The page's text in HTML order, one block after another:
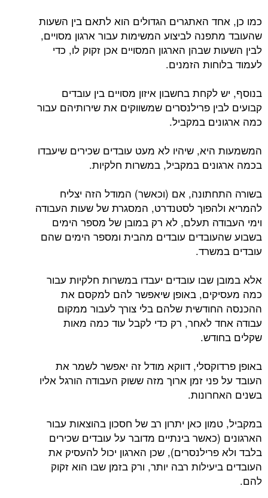
כמו כן, אחד האתגרים הגדולים הוא לתאם בין השעות
שהעובד מתפנה לביצוע המשימות עבור ארגון מסויים,
לבין השעות שבהן הארגון המסויים אכן זקוק לו, כדי
לעמוד בלוחות הזמנים.
בנוסף, יש לקחת בחשבון איזון מסויים בין עובדים
קבועים לבין פרילנסרים שמשווקים את שירותיהם עבור
כמה ארגונים במקביל.
המשמעות היא, שיהיו לא מעט עובדים שכירים שיעבדו
בכמה ארגונים במקביל, במשרות חלקיות.
בשורה התחתונה, אם (וכאשר) המודל הזה יצליח
להמריא ולהפוך לסטנדרט, המסגרת של שעות העבודה
וימי העבודה תעלם, לא רק במובן של מספר הימים
בשבוע שהעובדים עובדים מהבית ומספר הימים שהם
עובדים במשרד.
אלא במובן שבו עובדים יעבדו במשרות חלקיות עבור
כמה מעסיקים, באופן שיאפשר להם למקסם את
ההכנסה החודשית שלהם בלי צורך לעבור ממקום
עבודה אחד לאחר, רק כדי לקבל עוד כמה מאות
שקלים בחודש.
באופן פרדוקסלי, דווקא מודל זה יאפשר לשמר את
העובד על פני זמן ארוך מזה ששוק העבודה הורגל אליו
בשנים האחרונות.
במקביל, טמון כאן יתרון רב של חסכון בהוצאות עבור
הארגונים (כאשר בינתיים מדובר על עובדים שכירים
בלבד ולא פרילנסרים), שכן הארגון יכול להעסיק את
העובדים ביעילות רבה יותר, ורק בזמן שבו הוא זקוק
להם.